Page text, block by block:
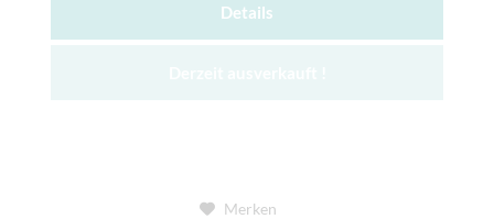
Details
Merken